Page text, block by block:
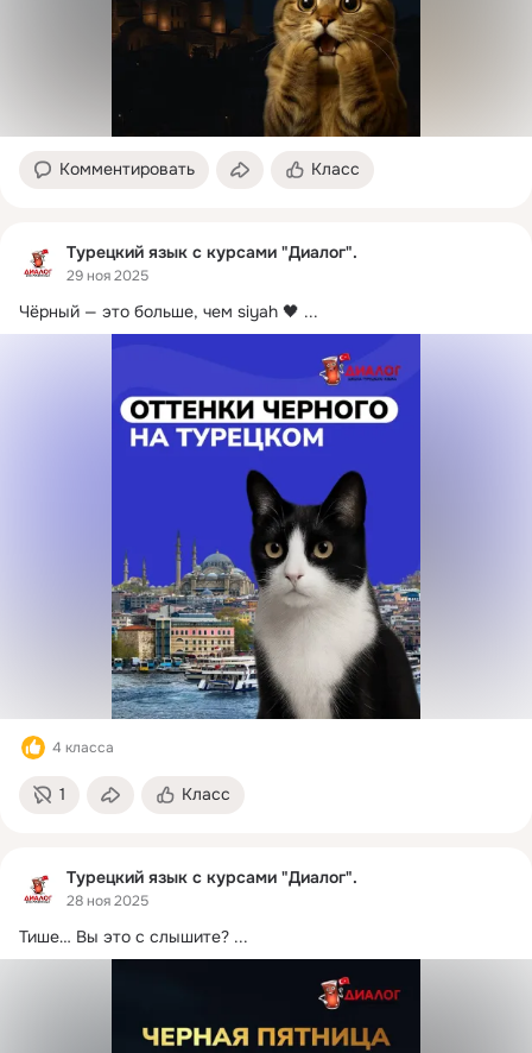
Комментировать Класс
Турецкий язык с курсами "Диалог".
29 ноя 2025
Чёрный — это больше, чем siyah 🖤 ...
4 класса
1 Класс
Турецкий язык с курсами "Диалог".
28 ноя 2025
Тише… Вы это с слышите? ...